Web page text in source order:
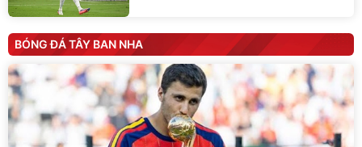
BÓNG ĐÁ TÂY BAN NHA